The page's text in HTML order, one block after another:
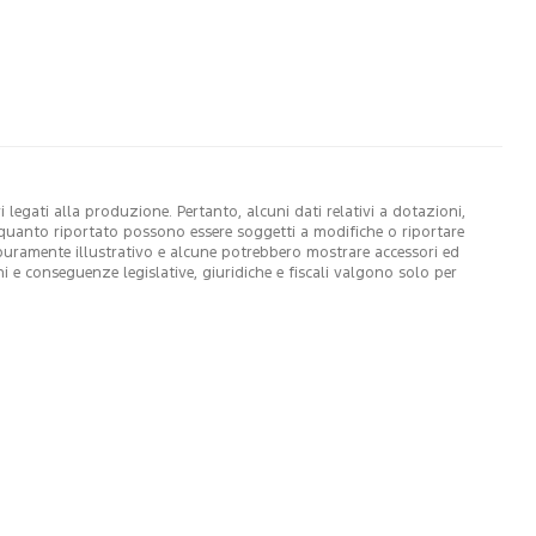
alla produzione. Pertanto, alcuni dati relativi a dotazioni,
riportato possono essere soggetti a modifiche o riportare
illustrativo e alcune potrebbero mostrare accessori ed
conseguenze legislative, giuridiche e fiscali valgono solo per